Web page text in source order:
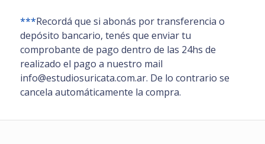
***Recordá que si abonás por transferencia o
depósito bancario, tenés que enviar tu
comprobante de pago dentro de las 24hs de
realizado el pago a nuestro mail
info@estudiosuricata.com.ar. De lo contrario se
cancela automáticamente la compra.